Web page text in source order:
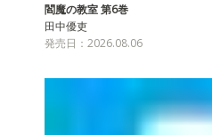
閻魔の教室 第6巻
田中優吏
発売日：2026.08.06